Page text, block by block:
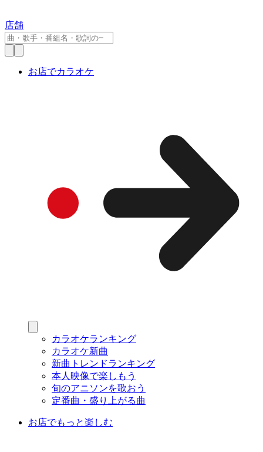
店舗
お店でカラオケ
カラオケランキング
カラオケ新曲
新曲トレンドランキング
本人映像で楽しもう
旬のアニソンを歌おう
定番曲・盛り上がる曲
お店でもっと楽しむ